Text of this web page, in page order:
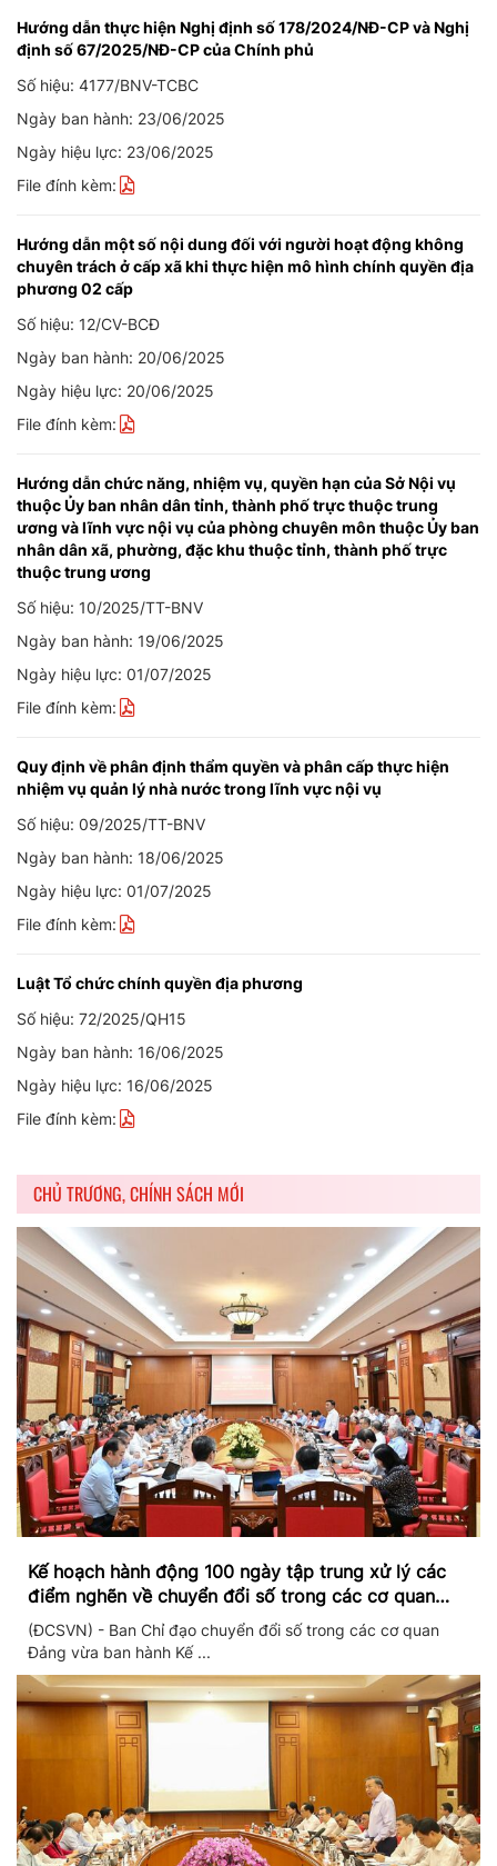
Hướng dẫn thực hiện Nghị định số 178/2024/NĐ-CP và Nghị
định số 67/2025/NĐ-CP của Chính phủ
Số hiệu: 4177/BNV-TCBC
Ngày ban hành: 23/06/2025
Ngày hiệu lực: 23/06/2025
File đính kèm:
Hướng dẫn một số nội dung đối với người hoạt động không
chuyên trách ở cấp xã khi thực hiện mô hình chính quyền địa
phương 02 cấp
Số hiệu: 12/CV-BCĐ
Ngày ban hành: 20/06/2025
Ngày hiệu lực: 20/06/2025
File đính kèm:
Hướng dẫn chức năng, nhiệm vụ, quyền hạn của Sở Nội vụ
thuộc Ủy ban nhân dân tỉnh, thành phố trực thuộc trung
ương và lĩnh vực nội vụ của phòng chuyên môn thuộc Ủy ban
nhân dân xã, phường, đặc khu thuộc tỉnh, thành phố trực
thuộc trung ương
Số hiệu: 10/2025/TT-BNV
Ngày ban hành: 19/06/2025
Ngày hiệu lực: 01/07/2025
File đính kèm:
Quy định về phân định thẩm quyền và phân cấp thực hiện
nhiệm vụ quản lý nhà nước trong lĩnh vực nội vụ
Số hiệu: 09/2025/TT-BNV
Ngày ban hành: 18/06/2025
Ngày hiệu lực: 01/07/2025
File đính kèm:
Luật Tổ chức chính quyền địa phương
Số hiệu: 72/2025/QH15
Ngày ban hành: 16/06/2025
Ngày hiệu lực: 16/06/2025
File đính kèm:
CHỦ TRƯƠNG, CHÍNH SÁCH MỚI
Kế hoạch hành động 100 ngày tập trung xử lý các
điểm nghẽn về chuyển đổi số trong các cơ quan
Đảng
(ĐCSVN) - Ban Chỉ đạo chuyển đổi số trong các cơ quan
Đảng vừa ban hành Kế ...